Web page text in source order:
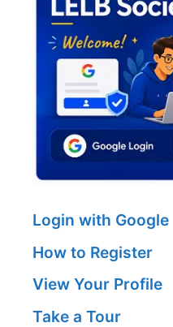
Login with Google
How to Register
View Your Profile
Take a Tour